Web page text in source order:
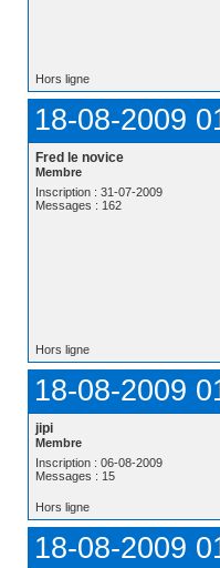
Hors ligne
18-08-2009
Fred le novice
Membre
Inscription : 31-07-2009
Messages : 162
Hors ligne
18-08-2009
jipi
Membre
Inscription : 06-08-2009
Messages : 15
Hors ligne
18-08-2009